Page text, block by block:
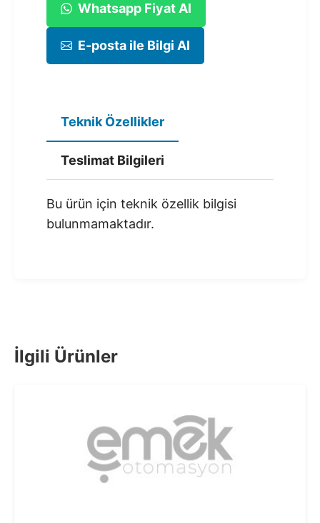
Whatsapp Fiyat Al
E-posta ile Bilgi Al
Teknik Özellikler
Teslimat Bilgileri
Bu ürün için teknik özellik bilgisi
bulunmamaktadır.
İlgili Ürünler